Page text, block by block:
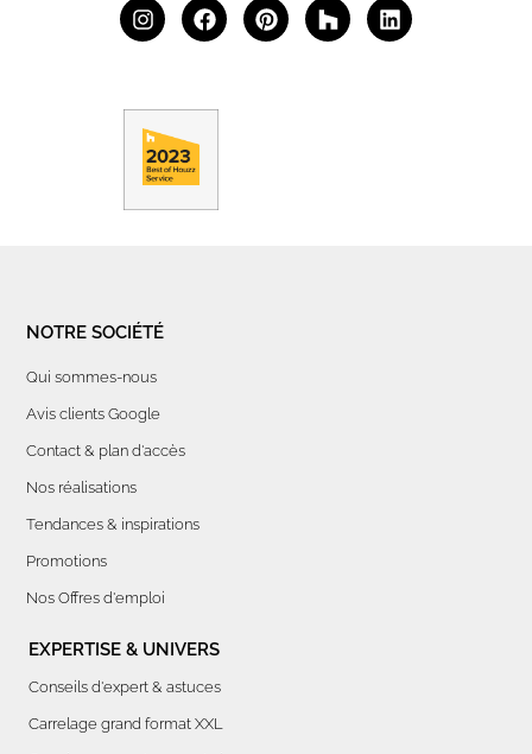
NOTRE SOCIÉTÉ
Qui sommes-nous
Avis clients Google
Contact & plan d'accès
Nos réalisations
Tendances & inspirations
Promotions
Nos Offres d'emploi
EXPERTISE & UNIVERS
Conseils d'expert & astuces
Carrelage grand format XXL